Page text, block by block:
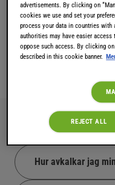
DRYCKER
MASKINER
Hur avkalkar jag
advertisements. By clicking on
cookies we use and set your
process your data in countries
authorities may have easier
oppose such access. By clicking
described in this cookie banner.
REJECT ALL